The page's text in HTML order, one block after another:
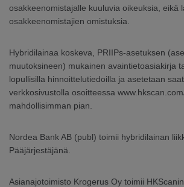
osakkeenomistajalle kuuluvia oikeuksia, eikä
osakkeenomistajien omistuksia.
Hybridilainaa koskeva, PRIIPs-asetuksen
muutoksineen) mukainen avaintietoasiakirja
lopullisilla hinnoittelutiedoilla ja asetetaan
verkkosivustolla osoitteessa
mahdollisimman pian.
Nordea Bank AB (publ) toimii hybridilainan
Pääjärjestäjänä.
Asianajotoimisto Krogerus Oy toimii